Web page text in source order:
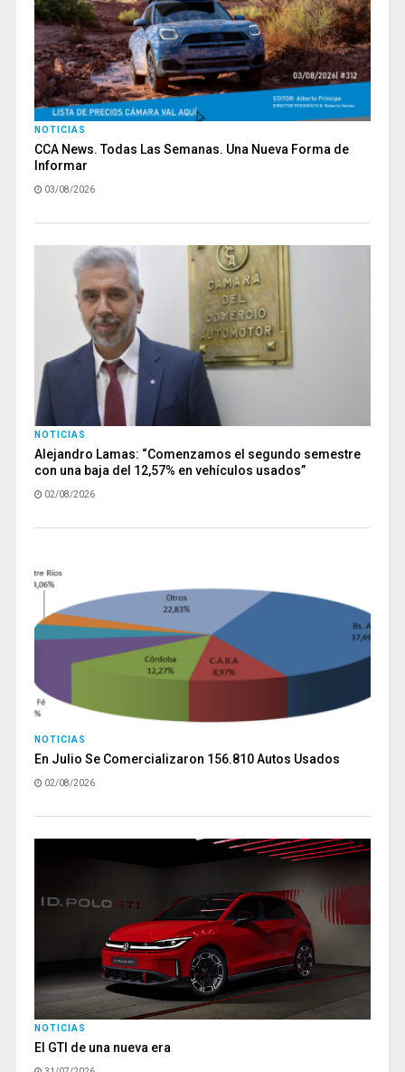
NOTICIAS
CCA News. Todas Las Semanas. Una Nueva Forma de
Informar
03/08/2026
NOTICIAS
Alejandro Lamas: “Comenzamos el segundo semestre
con una baja del 12,57% en vehículos usados”
02/08/2026
NOTICIAS
En Julio Se Comercializaron 156.810 Autos Usados
02/08/2026
NOTICIAS
El GTI de una nueva era